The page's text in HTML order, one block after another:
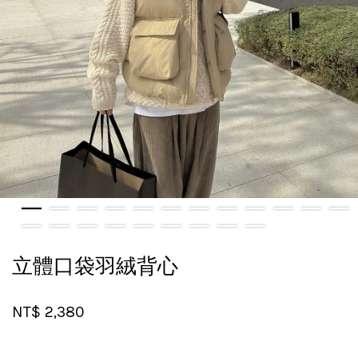
立體口袋羽絨背心
NT$ 2,380